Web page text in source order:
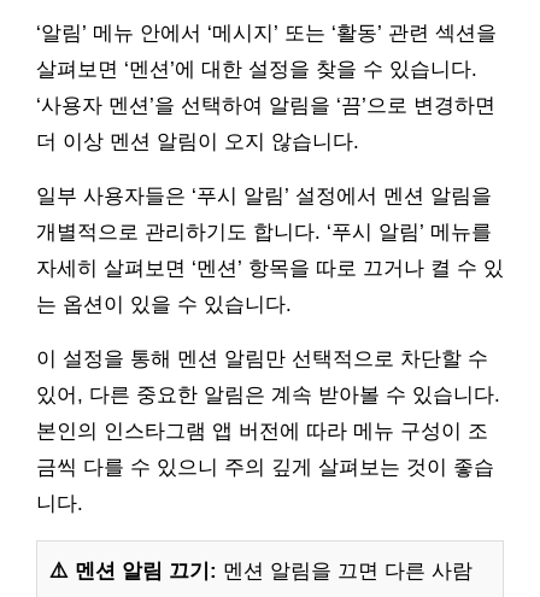
‘알림’ 메뉴 안에서 ‘메시지’ 또는 ‘활동’ 관련 섹션을
살펴보면 ‘멘션’에 대한 설정을 찾을 수 있습니다.
‘사용자 멘션’을 선택하여 알림을 ‘끔’으로 변경하면
더 이상 멘션 알림이 오지 않습니다.
일부 사용자들은 ‘푸시 알림’ 설정에서 멘션 알림을
개별적으로 관리하기도 합니다. ‘푸시 알림’ 메뉴를
자세히 살펴보면 ‘멘션’ 항목을 따로 끄거나 켤 수 있
는 옵션이 있을 수 있습니다.
이 설정을 통해 멘션 알림만 선택적으로 차단할 수
있어, 다른 중요한 알림은 계속 받아볼 수 있습니다.
본인의 인스타그램 앱 버전에 따라 메뉴 구성이 조
금씩 다를 수 있으니 주의 깊게 살펴보는 것이 좋습
니다.
⚠️ 멘션 알림 끄기: 멘션 알림을 끄면 다른 사람